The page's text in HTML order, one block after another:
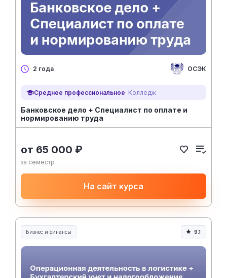
2 года ОСЭК
Среднее профессиональное· Колледж
Банковское дело + Специалист по оплате и
нормированию труда
от 65 000 ₽
за семестр
На сайт курса
Бизнес и финансы 9.1